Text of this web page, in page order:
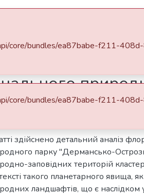
здійснено детальний аналіз
парку "Дермансько-
заповідних територій
такого планетарного явища,
ландшафтів, що є наслідком
core/bundles/ea87babe-f211-
core/bundles/ea87babe-f211-